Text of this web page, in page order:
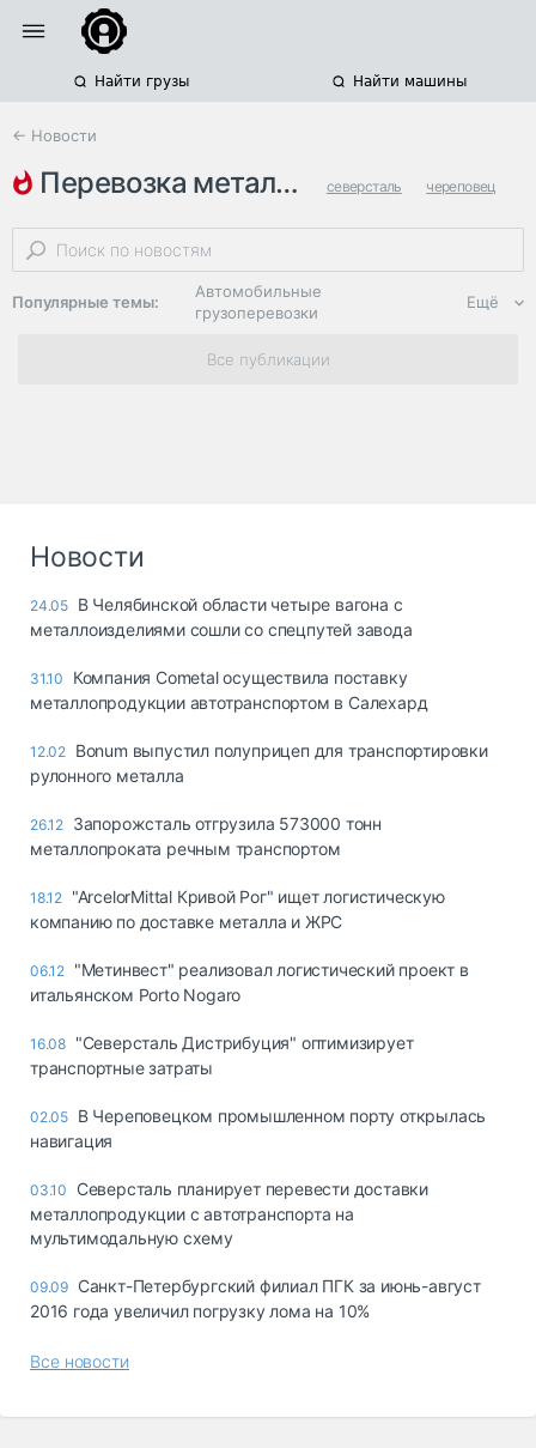
Найти грузы Найти машины
← Новости
перевозка металлопродукции северсталь череповец
вологодская область
Популярные темы:
Автомобильные
грузоперевозки
Региональная
логистика
опасные грузы
страхование
Склады и
Коммерческий
транспорт
Спецтехника
запчасти, шины
Топливо, масла и
Ещё
Все публикации
Новости
24.05 В Челябинской области четыре вагона с
металлоизделиями сошли со спецпутей завода
31.10
Компания Cometal осуществила поставку
металлопродукции автотранспортом в Салехард
12.02 Bonum выпустил полуприцеп для транспортировки
рулонного металла
26.12 Запорожсталь отгрузила 573000 тонн
металлопроката речным транспортом
18.12 "ArcelorMittal Кривой Рог" ищет логистическую
компанию по доставке металла и ЖРС
06.12 "Метинвест" реализовал логистический проект в
итальянском Porto Nogaro
16.08 "Северсталь Дистрибуция" оптимизирует
транспортные затраты
02.05 В Череповецком промышленном порту открылась
навигация
03.10
Северсталь планирует перевести доставки
металлопродукции с автотранспорта на
мультимодальную схему
09.09 Санкт-Петербургский филиал ПГК за июнь-август
2016 года увеличил погрузку лома на 10%
Все новости